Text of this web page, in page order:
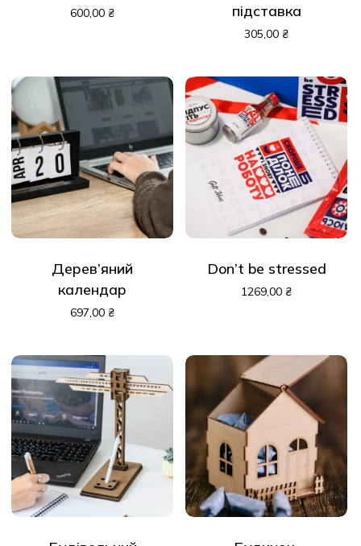
600,00 ₴
підставка
305,00 ₴
Дерев’яний
календар
697,00 ₴
Don’t be stressed
1269,00 ₴